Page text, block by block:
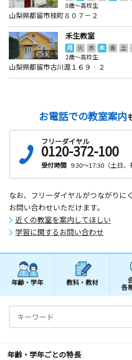
0歳～高校生
山梨県都留市桂町８０７－２
禾生教室
月 火 水 木 金 土
2歳～高校生
山梨県都留市古川渡１６９‐２
お電話での教室案内
フリーダイヤル
0120-372-100
受付時間 9:30～17:30（土日、
なお、フリーダイヤルがつながりに
お問い合わせいただけます。
近くの教室を案内してほしい
学習に関するお問い合わせ
年齢・学年 教科・教材
各
年齢・学年ごとの特長